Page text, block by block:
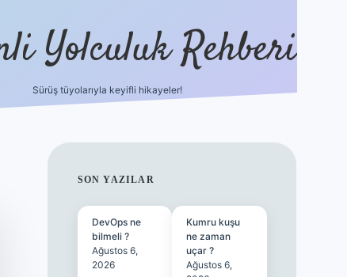
Yolculuk Rehberi
Sürüş tüyolarıyla keyifli hikayeler!
SIDEBAR
SON YAZILAR
DevOps ne
bilmeli ?
Ağustos 6,
2026
Kumru kuşu
ne zaman
uçar ?
Ağustos 6,
tulipbetgiris.org